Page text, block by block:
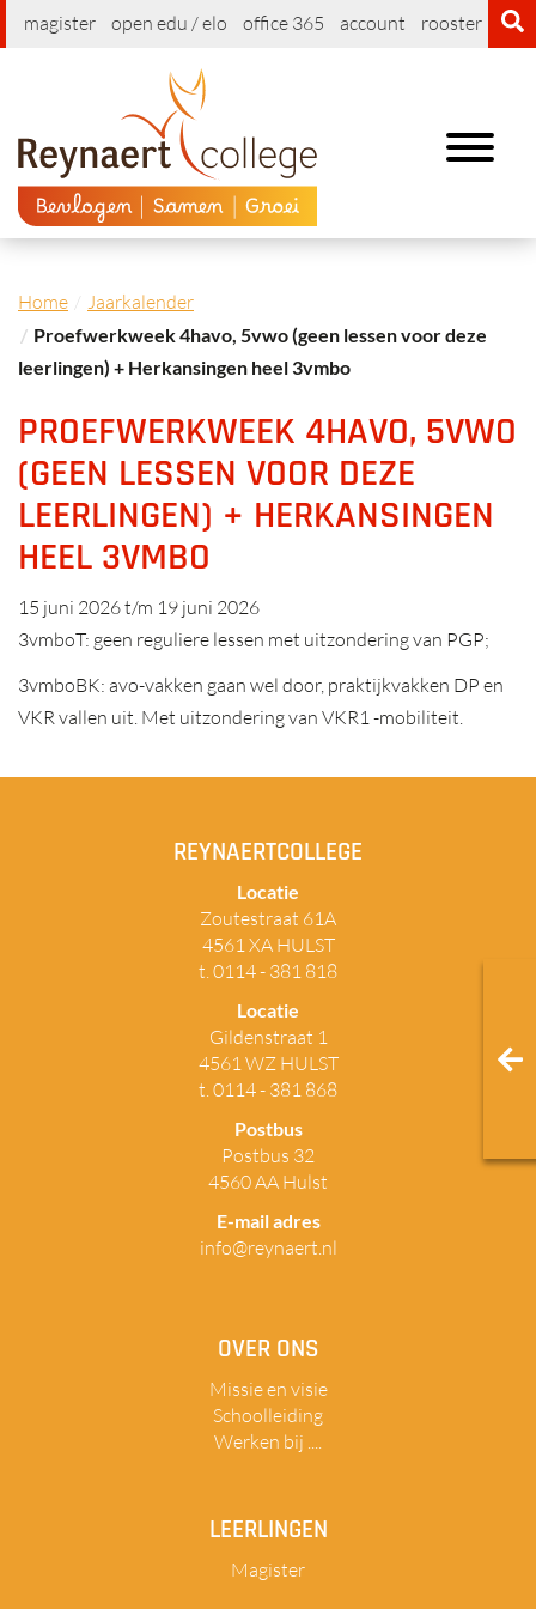
magister open edu / elo office 365 account rooster
Toggle
Home Jaarkalender
Proefwerkweek 4havo, 5vwo (geen lessen voor deze
leerlingen) + Herkansingen heel 3vmbo
PROEFWERKWEEK 4HAVO, 5VWO
(GEEN LESSEN VOOR DEZE
LEERLINGEN) + HERKANSINGEN
HEEL 3VMBO
15 juni 2026t/m 19 juni 2026
3vmboT: geen reguliere lessen met uitzondering van PGP;
3vmboBK: avo-vakken gaan wel door, praktijkvakken DP en
VKR vallen uit. Met uitzondering van VKR1 -mobiliteit.
REYNAERTCOLLEGE
Locatie
Zoutestraat 61A
4561 XA HULST
t. 0114 - 381 818
Locatie
Gildenstraat 1
4561 WZ HULST
t. 0114 - 381 868
Postbus
Postbus 32
4560 AA Hulst
E-mail adres
info@reynaert.nl
OVER ONS
Missie en visie
Schoolleiding
Werken bij ....
LEERLINGEN
Magister